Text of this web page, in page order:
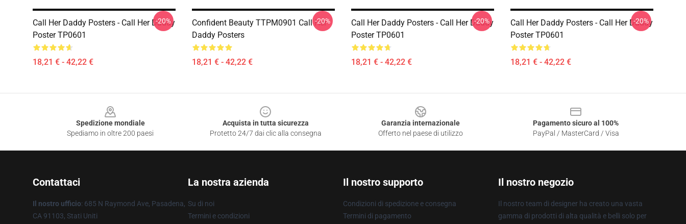
Call Her Daddy Posters - Call Her Daddy
Poster TP0601
18,21 € - 42,22 €
-20%
Confident Beauty TTPM0901 Call Her
Daddy Posters
18,21 € - 42,22 €
-20%
Call Her Daddy Posters - Call Her Daddy
Poster TP0601
18,21 € - 42,22 €
-20%
Call Her Daddy Posters - Call Her Daddy
Poster TP0601
18,21 € - 42,22 €
-20%
Spedizione mondiale
Spediamo in oltre 200 paesi
Acquista in tutta sicurezza
Protetto 24/7 dai clic alla consegna
Garanzia internazionale
Offerto nel paese di utilizzo
Pagamento sicuro al 100%
PayPal / MasterCard / Visa
Contattaci
Il nostro ufficio: 685 N Raymond Ave, Pasadena,
CA 91103, Stati Uniti
La nostra azienda
Su di noi
Termini e condizioni
Il nostro supporto
Condizioni di spedizione e consegna
Termini di pagamento
Il nostro negozio
Il nostro team di designer ha creato una vasta
gamma di prodotti di alta qualità e belli solo per